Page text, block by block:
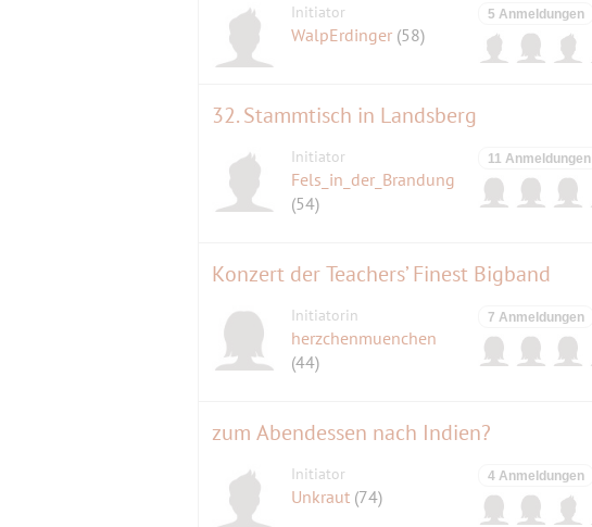
Initiator
WalpErdinger (58)
5 Anmeldungen
32. Stammtisch in Landsberg
Initiator
Fels_in_der_Brandung
(54)
11 Anmeldungen
Konzert der Teachers’ Finest Bigband
Initiatorin
herzchenmuenchen
(44)
7 Anmeldungen
zum Abendessen nach Indien?
Initiator
Unkraut (74)
4 Anmeldungen